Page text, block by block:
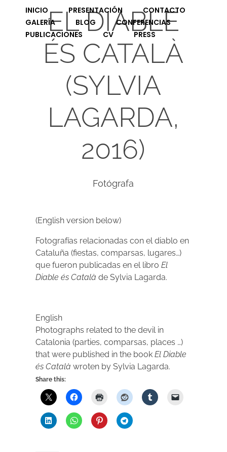
INICIO PRESENTACIÓN
CONTACTO
GALERÍA
BLOG
CONFERENCIAS
PUBLICACIONES
CV PRESS
EL DIABLE
ÉS CATALÀ
(SYLVIA
LAGARDA,
2016)
Fotógrafa
(English version below)
Fotografías relacionadas con el diablo en
Cataluña (fiestas, comparsas, lugares…)
que fueron publicadas en el libroEl
Diable és Catalàde Sylvia Lagarda.
English
Photographs related to the devil in
Catalonia (parties, comparsas, places …)
that were published in the bookEl Diable
és Catalàwroten by Sylvia Lagarda.
Share this: